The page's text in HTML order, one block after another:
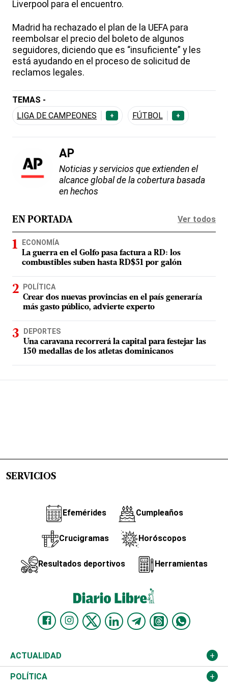
Liverpool para el encuentro.
Madrid ha rechazado el plan de la UEFA para
reembolsar el precio del boleto de algunos
seguidores, diciendo que es “insuficiente” y les
está ayudando en el proceso de solicitud de
reclamos legales.
TEMAS -
LIGA DE CAMPEONES
+ FÚTBOL +
AP
Noticias y servicios que extienden el
alcance global de la cobertura basada
en hechos
EN PORTADA Ver todos
ECONOMÍA
La guerra en el Golfo pasa factura a RD: los
combustibles suben hasta RD$51 por galón
POLÍTICA
Crear dos nuevas provincias en el país generaría
más gasto público, advierte experto
DEPORTES
Una caravana recorrerá la capital para festejar las
150 medallas de los atletas dominicanos
SERVICIOS
Efemérides Cumpleaños
Crucigramas Horóscopos
Resultados deportivos Herramientas
ACTUALIDAD
Nacional
POLÍTICA